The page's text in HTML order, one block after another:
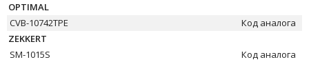
OPTIMAL
CVB-10742TPE
Код аналога
ZEKKERT
SM-1015S
Код аналога